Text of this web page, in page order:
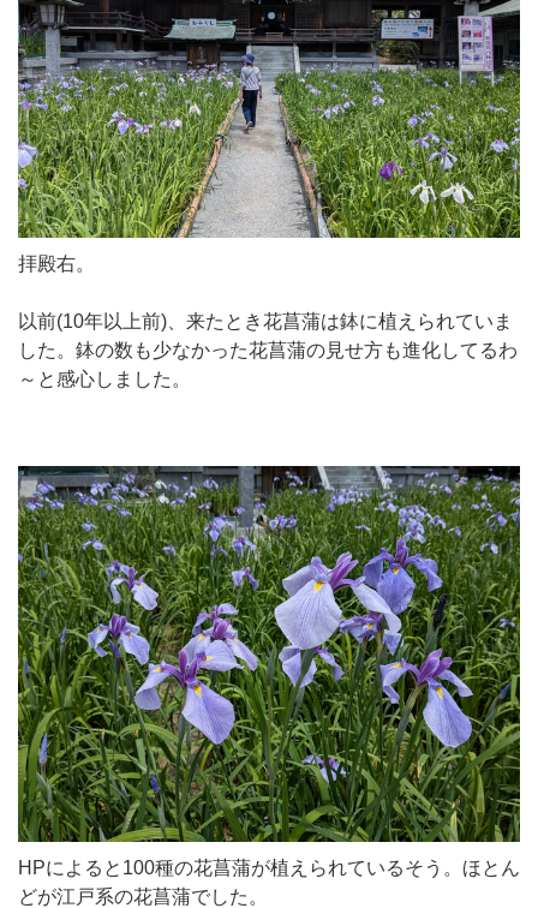
拝殿右。
以前(10年以上前)、来たとき花菖蒲は鉢に植えられていま
した。鉢の数も少なかった花菖蒲の見せ方も進化してるわ
～と感心しました。
HPによると100種の花菖蒲が植えられているそう。ほとん
どが江戸系の花菖蒲でした。